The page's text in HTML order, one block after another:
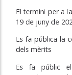
El termini per a
19 de juny de
Es fa pública la
dels mèrits
Es fa públic